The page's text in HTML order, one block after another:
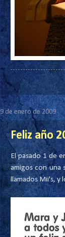
9 de enero de 2009
Feliz año
El pasado 1 de
amigos con una
llamados Mii's, y